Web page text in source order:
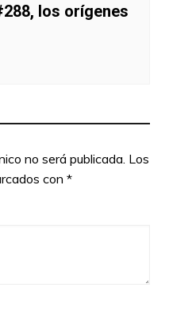
los orígenes
no será publicada. Los
con *